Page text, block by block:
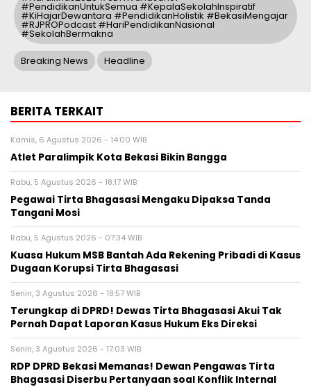
#PendidikanUntukSemua #KepalaSekolahInspiratif
#KiHajarDewantara #PendidikanHolistik #BekasiMengajar
#RJPROPodcast #HariPendidikanNasional
#SekolahBermakna
Breaking News Headline
BERITA TERKAIT
Kamis, 6 Agustus 2026 - 14:00 WIB
Atlet Paralimpik Kota Bekasi Bikin Bangga
Rabu, 5 Agustus 2026 - 18:17 WIB
Pegawai Tirta Bhagasasi Mengaku Dipaksa Tanda
Tangani Mosi
Rabu, 5 Agustus 2026 - 07:34 WIB
Kuasa Hukum MSB Bantah Ada Rekening Pribadi di Kasus
Dugaan Korupsi Tirta Bhagasasi
Senin, 3 Agustus 2026 - 18:57 WIB
Terungkap di DPRD! Dewas Tirta Bhagasasi Akui Tak
Pernah Dapat Laporan Kasus Hukum Eks Direksi
Senin, 3 Agustus 2026 - 17:03 WIB
RDP DPRD Bekasi Memanas! Dewan Pengawas Tirta
Bhagasasi Diserbu Pertanyaan soal Konflik Internal